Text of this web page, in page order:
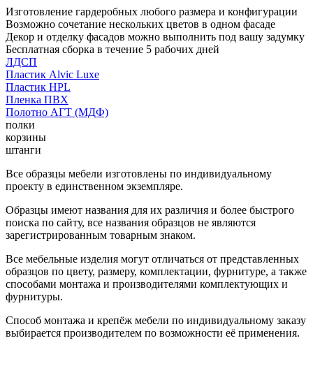
Изготовление гардеробных любого размера и конфигурации
Возможно сочетание нескольких цветов в одном фасаде
Декор и отделку фасадов можно выполнить под вашу задумку
Бесплатная сборка в течение 5 рабочих дней
ЛДСП
Пластик Alvic Luxe
Пластик HPL
Пленка ПВХ
Полотно АГТ (МДФ)
полки
корзины
штанги
Все образцы мебели изготовлены по индивидуальному
проекту в единственном экземпляре.
Образцы имеют названия для их различия и более быстрого
поиска по сайту, все названия образцов не являются
зарегистрированным товарным знаком.
Все мебельные изделия могут отличаться от представленных
образцов по цвету, размеру, комплектации, фурнитуре, а также
способами монтажа и производителями комплектующих и
фурнитуры.
Способ монтажа и крепёж мебели по индивидуальному заказу
выбирается производителем по возможности её применения.